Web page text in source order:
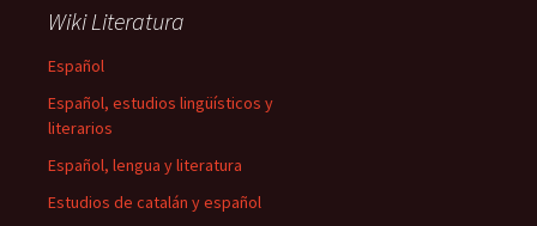
Wiki Literatura
Español
Español, estudios lingüísticos y
literarios
Español, lengua y literatura
Estudios de catalán y español